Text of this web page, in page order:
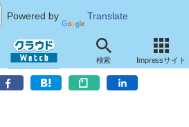
Powered by Translate
検索 Impressサイト
本マイクロソフト製品を利用したプライ
供へ